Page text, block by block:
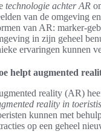
technologie achter AR
van de omgeving
van AR: marker-
in zijn geheel
ervaringen kunnen
helpt augmented
reality (AR)
reality in
kunnen met
op een geheel